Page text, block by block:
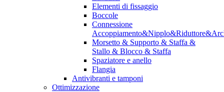
Elementi di fissaggio
Boccole
Connessione
Morsetto & Supporto & Staffa &
Stallo & Blocco & Staffa
Spaziatore e anello
Flangia
Antivibranti e tamponi
Ottimizzazione